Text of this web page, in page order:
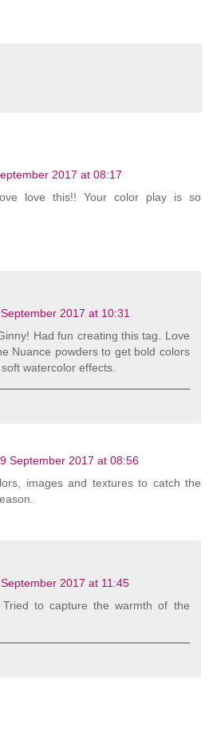
2017 at 08:17
love this!! Your color play is so
2017 at 10:31
Had fun creating this tag. Love
Nuance powders to get bold colors
watercolor effects.
September 2017 at 08:56
images and textures to catch the
2017 at 11:45
Tried to capture the warmth of the